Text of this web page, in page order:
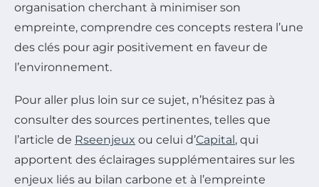
organisation cherchant à minimiser son
empreinte, comprendre ces concepts restera l’une
des clés pour agir positivement en faveur de
l’environnement.
Pour aller plus loin sur ce sujet, n’hésitez pas à
consulter des sources pertinentes, telles que
l’article de Rseenjeux ou celui d’Capital, qui
apportent des éclairages supplémentaires sur les
enjeux liés au bilan carbone et à l’empreinte